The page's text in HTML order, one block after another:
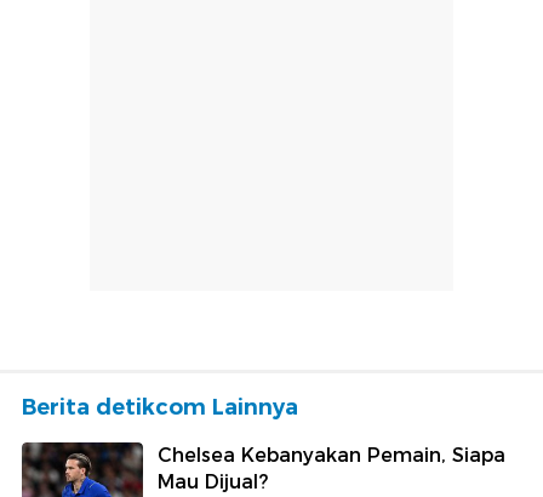
Berita detikcom Lainnya
Chelsea Kebanyakan Pemain, Siapa
Mau Dijual?